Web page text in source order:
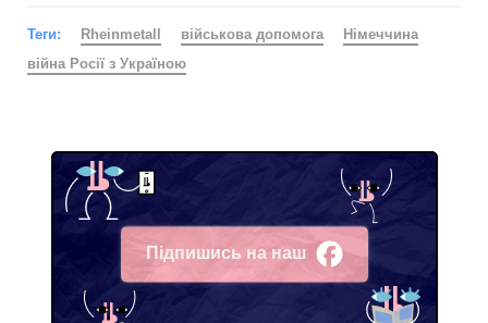
Теги: Rheinmetall військова допомога
Німеччина
війна Росії з Україною
Підпишись на наш
Facebook